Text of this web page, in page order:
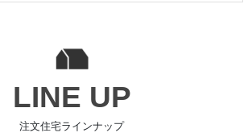
住宅ローンに不安がある方からの
よくある質問